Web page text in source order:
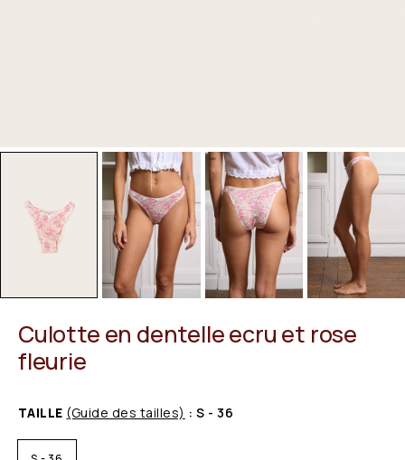
Culotte en dentelle ecru et rose
fleurie
TAILLE (Guide des tailles) : S - 36